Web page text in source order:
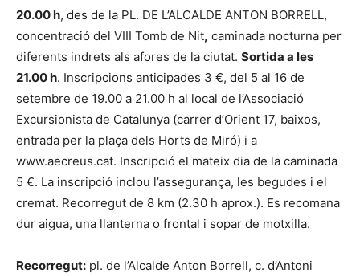
20.00 h, des de la PL. DE L’ALCALDE ANTON BORRELL,
concentració del VIII Tomb de Nit, caminada nocturna per
diferents indrets als afores de la ciutat. Sortida a les
21.00 h. Inscripcions anticipades 3 €, del 5 al 16 de
setembre de 19.00 a 21.00 h al local de l’Associació
Excursionista de Catalunya (carrer d’Orient 17, baixos,
entrada per la plaça dels Horts de Miró) i a
www.aecreus.cat. Inscripció el mateix dia de la caminada
5 €. La inscripció inclou l’assegurança, les begudes i el
cremat. Recorregut de 8 km (2.30 h aprox.). Es recomana
dur aigua, una llanterna o frontal i sopar de motxilla.
Recorregut: pl. de l’Alcalde Anton Borrell, c. d’Antoni